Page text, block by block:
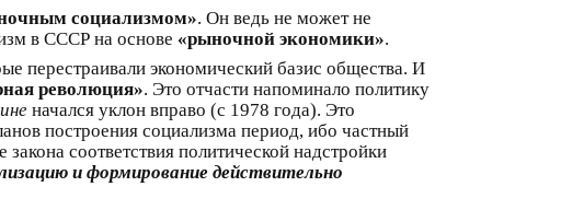
социализмом». Он ведь не может не
в СССР на основе «рыночной экономики».
перестраивали экономический базис общества. И
революция». Это отчасти напоминало политику
начался уклон вправо (с 1978 года). Это
построения социализма период, ибо частный
соответствия политической надстройки
и формирование действительно